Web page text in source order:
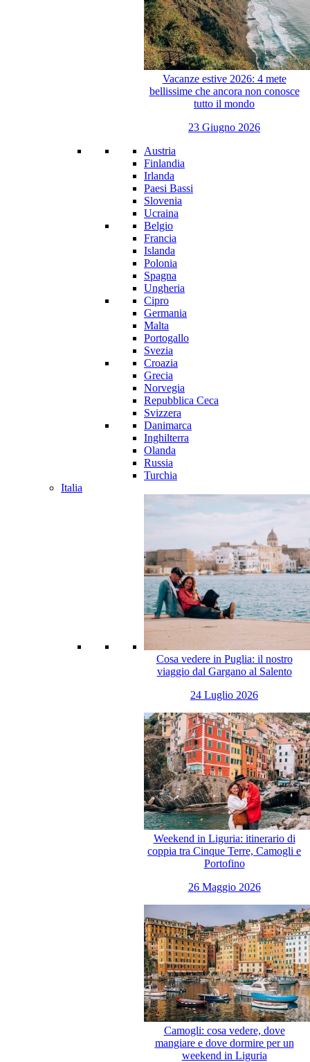
Vacanze estive 2026: 4 mete
bellissime che ancora non conosce
tutto il mondo
23 Giugno 2026
Austria
Finlandia
Irlanda
Paesi Bassi
Slovenia
Ucraina
Belgio
Francia
Islanda
Polonia
Spagna
Ungheria
Cipro
Germania
Malta
Portogallo
Svezia
Croazia
Grecia
Norvegia
Repubblica Ceca
Svizzera
Danimarca
Inghilterra
Olanda
Russia
Turchia
Italia
Cosa vedere in Puglia: il nostro
viaggio dal Gargano al Salento
24 Luglio 2026
Weekend in Liguria: itinerario di
coppia tra Cinque Terre, Camogli e
Portofino
26 Maggio 2026
Camogli: cosa vedere, dove
mangiare e dove dormire per un
weekend in Liguria